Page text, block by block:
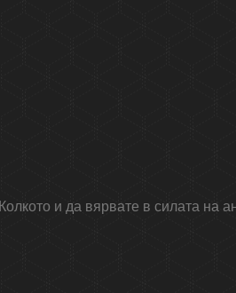
Колкото и да вярвате в силата на